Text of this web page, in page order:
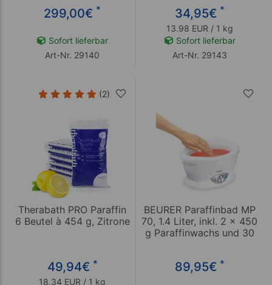
299,00€ *
Sofort lieferbar
Art-Nr. 29140
34,95€ *
13.98 EUR / 1 kg
Sofort lieferbar
Art-Nr. 29143
(2)
Therabath PRO Paraffin
6 Beutel à 454 g, Zitrone
49,94€ *
18.34 EUR / 1 kg
BEURER Paraffinbad MP
70, 1.4 Liter, inkl. 2 x 450
g Paraffinwachs und 30
89,95€ *